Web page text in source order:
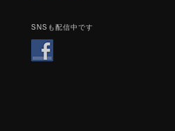
SNSも配信中です